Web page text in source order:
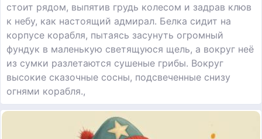
стоит рядом, выпятив грудь колесом и задрав клюв
к небу, как настоящий адмирал. Белка сидит на
корпусе корабля, пытаясь засунуть огромный
фундук в маленькую светящуюся щель, а вокруг неё
из сумки разлетаются сушеные грибы. Вокруг
высокие сказочные сосны, подсвеченные снизу
огнями корабля.,